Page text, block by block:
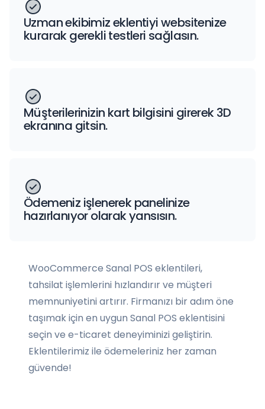
Uzman ekibimiz eklentiyi websitenize
kurarak gerekli testleri sağlasın.
Müşterilerinizin kart bilgisini girerek 3D
ekranına gitsin.
Ödemeniz işlenerek panelinize
hazırlanıyor olarak yansısın.
WooCommerce Sanal POS eklentileri,
tahsilat işlemlerini hızlandırır ve müşteri
memnuniyetini artırır. Firmanızı bir adım öne
taşımak için en uygun Sanal POS eklentisini
seçin ve e-ticaret deneyiminizi geliştirin.
Eklentilerimiz ile ödemeleriniz her zaman
güvende!